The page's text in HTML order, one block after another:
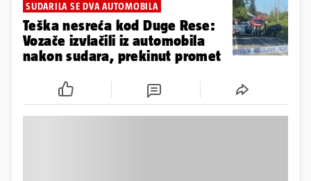
SUDARILA SE DVA AUTOMOBILA
Teška nesreća kod Duge Rese:
Vozače izvlačili iz automobila
nakon sudara, prekinut promet